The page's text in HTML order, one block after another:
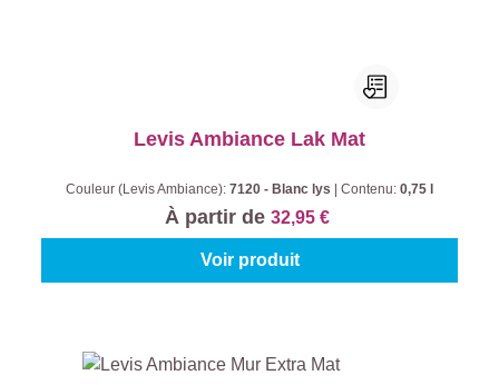
Levis Ambiance Lak Mat
Couleur (Levis Ambiance): 7120 - Blanc lys Contenu: 0,75 l
À partir de 32,95 €
Voir produit